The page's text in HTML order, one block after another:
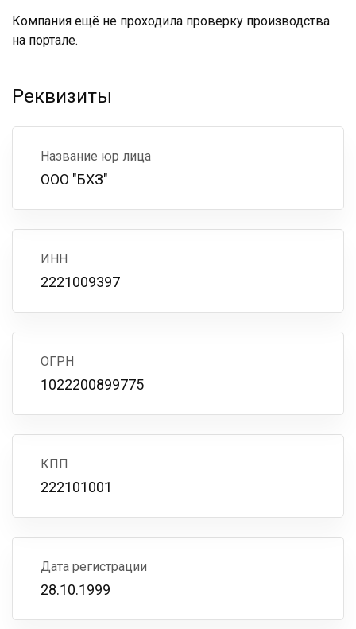
Компания ещё не проходила проверку производства
на портале.
Реквизиты
Название юр лица
ООО "БХЗ"
ИНН
2221009397
ОГРН
1022200899775
КПП
222101001
Дата регистрации
28.10.1999